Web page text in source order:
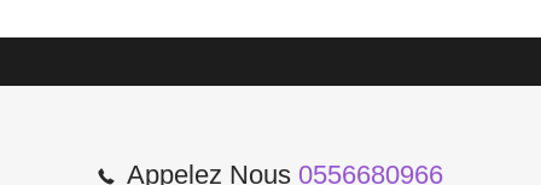
Appelez Nous 0556680966